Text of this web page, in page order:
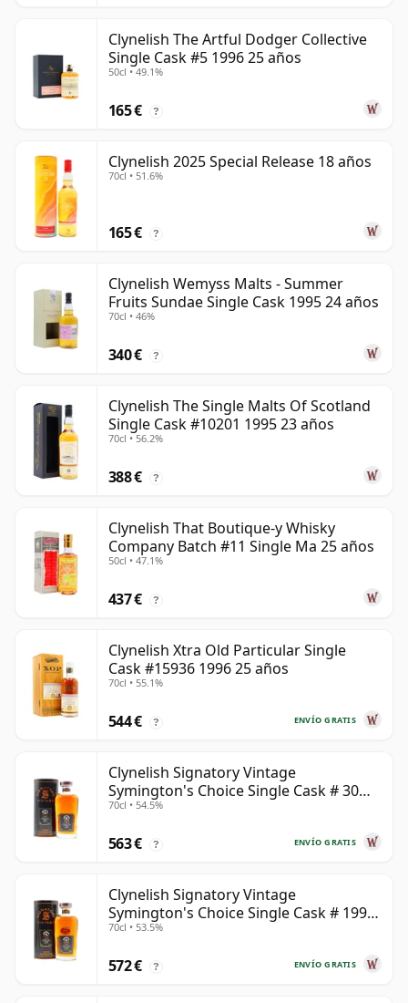
Clynelish The Artful Dodger Collective
Single Cask #5 1996 25 años
50cl • 49.1%
165 € ?
Clynelish 2025 Special Release 18 años
70cl • 51.6%
165 € ?
Clynelish Wemyss Malts - Summer
Fruits Sundae Single Cask 1995 24 años
70cl • 46%
340 € ?
Clynelish The Single Malts Of Scotland
Single Cask #10201 1995 23 años
70cl • 56.2%
388 € ?
Clynelish That Boutique-y Whisky
Company Batch #11 Single Ma 25 años
50cl • 47.1%
437 € ?
Clynelish Xtra Old Particular Single
Cask #15936 1996 25 años
70cl • 55.1%
ENVÍO GRATIS
544 € ?
Clynelish Signatory Vintage
Symington's Choice Single Cask # 30
años
70cl • 54.5%
ENVÍO GRATIS
563 € ?
Clynelish Signatory Vintage
Symington's Choice Single Cask # 1995
28 años
70cl • 53.5%
ENVÍO GRATIS
572 € ?